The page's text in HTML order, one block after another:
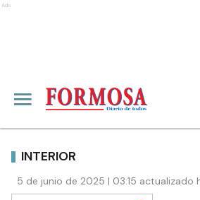
Ads
INTERIOR
5 de junio de 2025 | 03:15 actualizado